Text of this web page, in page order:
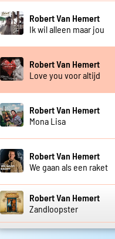
Robert Van Hemert
Ik wil alleen maar jou
Robert Van Hemert
Love you voor altijd
Robert Van Hemert
Mona Lisa
Robert Van Hemert
We gaan als een raket
Robert Van Hemert
Zandloopster